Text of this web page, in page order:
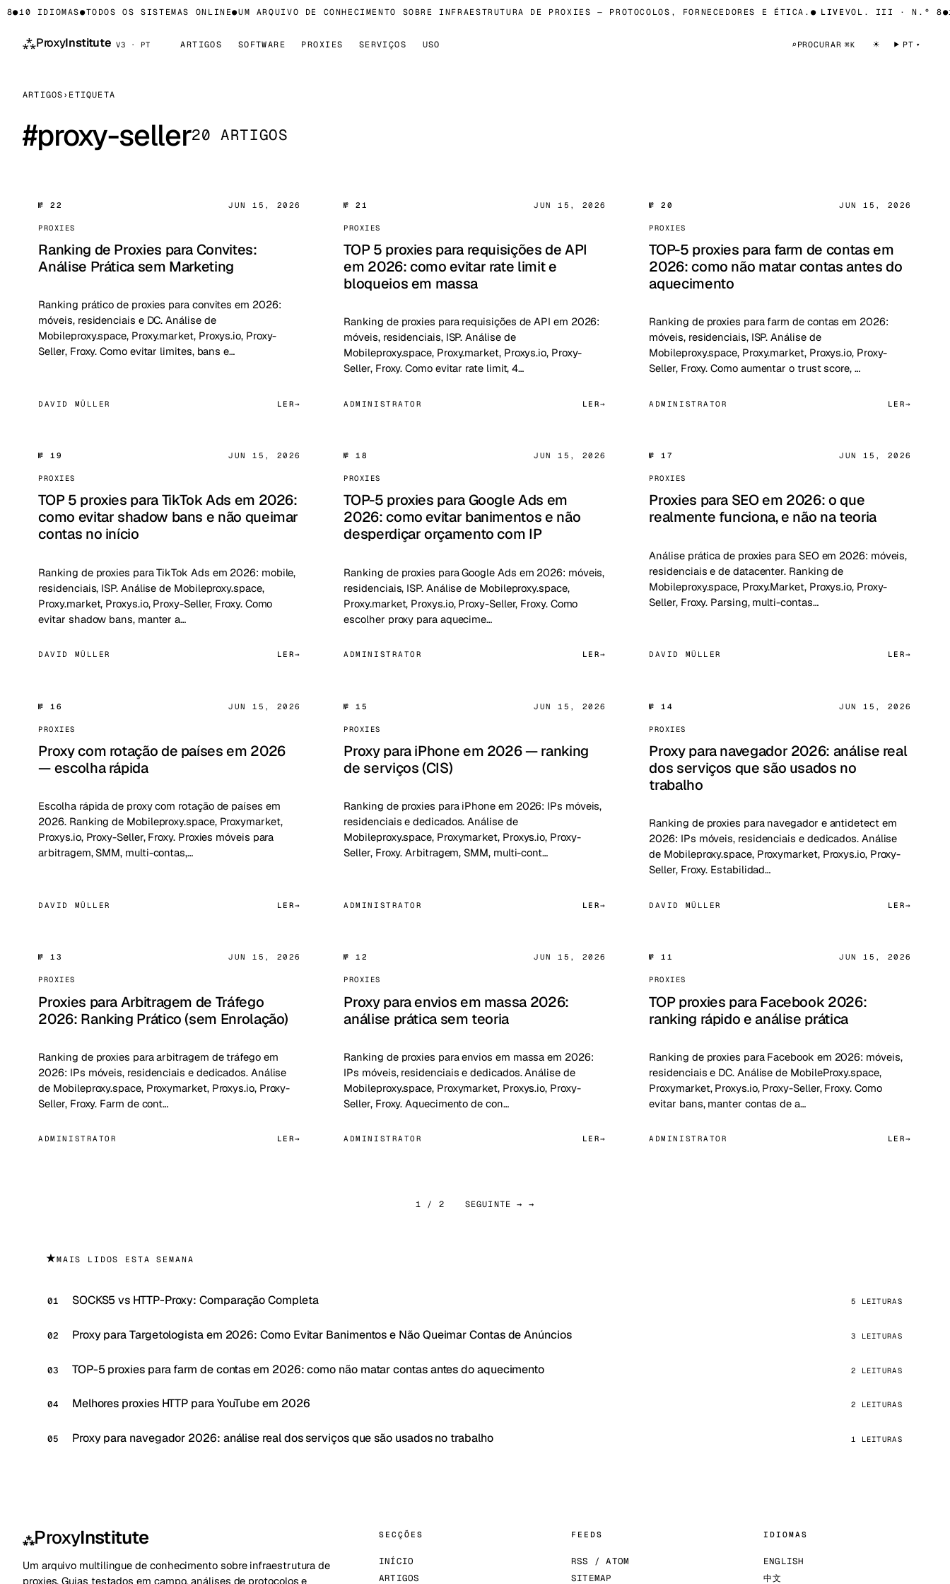
10 IDIOMAS●TODOS OS SISTEMAS ONLINE● UM ARQUIVO DE CONHECIMENTO SOBRE INFRAESTRUTURA DE PROXIES — PROTOCOLOS, FORNECEDORES E ÉTICA.● LIVEVOL. III · N.º 8 ●
⁂ProxyInstitute V3 · PT ARTIGOS SOFTWARE PROXIES SERVIÇOS USO ⌕ PROCURAR ⌘K ☀ PT
ARTIGOS › ETIQUETA
#proxy-seller20 ARTIGOS
№ 22 JUN 15, 2026
PROXIES
Ranking de Proxies para Convites:
Análise Prática sem Marketing
Ranking prático de proxies para convites em 2026:
móveis, residenciais e DC. Análise de
Mobileproxy.space, Proxy.market, Proxys.io, Proxy-
Seller, Froxy. Como evitar limites, bans e…
DAVID MÜLLER LER
№ 21 JUN 15, 2026
PROXIES
TOP 5 proxies para requisições de API
em 2026: como evitar rate limit e
bloqueios em massa
Ranking de proxies para requisições de API em 2026:
móveis, residenciais, ISP. Análise de
Mobileproxy.space, Proxy.market, Proxys.io, Proxy-
Seller, Froxy. Como evitar rate limit, 4…
ADMINISTRATOR LER
№ 20 JUN 15, 2026
PROXIES
TOP-5 proxies para farm de contas em
2026: como não matar contas antes do
aquecimento
Ranking de proxies para farm de contas em 2026:
móveis, residenciais, ISP. Análise de
Mobileproxy.space, Proxy.market, Proxys.io, Proxy-
Seller, Froxy. Como aumentar o trust score, …
ADMINISTRATOR LER
№ 19 JUN 15, 2026
PROXIES
TOP 5 proxies para TikTok Ads em 2026:
como evitar shadow bans e não queimar
contas no início
Ranking de proxies para TikTok Ads em 2026: mobile,
residenciais, ISP. Análise de Mobileproxy.space,
Proxy.market, Proxys.io, Proxy-Seller, Froxy. Como
evitar shadow bans, manter a…
DAVID MÜLLER LER
№ 18 JUN 15, 2026
PROXIES
TOP-5 proxies para Google Ads em
2026: como evitar banimentos e não
desperdiçar orçamento com IP
Ranking de proxies para Google Ads em 2026: móveis,
residenciais, ISP. Análise de Mobileproxy.space,
Proxy.market, Proxys.io, Proxy-Seller, Froxy. Como
escolher proxy para aquecime…
ADMINISTRATOR LER
№ 17 JUN 15, 2026
PROXIES
Proxies para SEO em 2026: o que
realmente funciona, e não na teoria
Análise prática de proxies para SEO em 2026: móveis,
residenciais e de datacenter. Ranking de
Mobileproxy.space, Proxy.Market, Proxys.io, Proxy-
Seller, Froxy. Parsing, multi-contas…
DAVID MÜLLER LER
№ 16 JUN 15, 2026
PROXIES
Proxy com rotação de países em 2026
— escolha rápida
Escolha rápida de proxy com rotação de países em
2026. Ranking de Mobileproxy.space, Proxymarket,
Proxys.io, Proxy-Seller, Froxy. Proxies móveis para
arbitragem, SMM, multi-contas,…
DAVID MÜLLER LER
№ 15 JUN 15, 2026
PROXIES
Proxy para iPhone em 2026 — ranking
de serviços (CIS)
Ranking de proxies para iPhone em 2026: IPs móveis,
residenciais e dedicados. Análise de
Mobileproxy.space, Proxymarket, Proxys.io, Proxy-
Seller, Froxy. Arbitragem, SMM, multi-cont…
ADMINISTRATOR LER
№ 14 JUN 15, 2026
PROXIES
Proxy para navegador 2026: análise real
dos serviços que são usados no
trabalho
Ranking de proxies para navegador e antidetect em
2026: IPs móveis, residenciais e dedicados. Análise
de Mobileproxy.space, Proxymarket, Proxys.io, Proxy-
Seller, Froxy. Estabilidad…
DAVID MÜLLER LER
№ 13 JUN 15, 2026
PROXIES
Proxies para Arbitragem de Tráfego
2026: Ranking Prático (sem Enrolação)
Ranking de proxies para arbitragem de tráfego em
2026: IPs móveis, residenciais e dedicados. Análise
de Mobileproxy.space, Proxymarket, Proxys.io, Proxy-
Seller, Froxy. Farm de cont…
ADMINISTRATOR LER
№ 12 JUN 15, 2026
PROXIES
Proxy para envios em massa 2026:
análise prática sem teoria
Ranking de proxies para envios em massa em 2026:
IPs móveis, residenciais e dedicados. Análise de
Mobileproxy.space, Proxymarket, Proxys.io, Proxy-
Seller, Froxy. Aquecimento de con…
ADMINISTRATOR LER
№ 11 JUN 15, 2026
PROXIES
TOP proxies para Facebook 2026:
ranking rápido e análise prática
Ranking de proxies para Facebook em 2026: móveis,
residenciais e DC. Análise de MobileProxy.space,
Proxymarket, Proxys.io, Proxy-Seller, Froxy. Como
evitar bans, manter contas de a…
ADMINISTRATOR LER
1 / 2 SEGUINTE → →
★MAIS LIDOS ESTA SEMANA
SOCKS5 vs HTTP-Proxy: Comparação Completa 5 LEITURAS
Proxy para Targetologista em 2026: Como Evitar Banimentos e Não Queimar Contas de Anúncios 3 LEITURAS
TOP-5 proxies para farm de contas em 2026: como não matar contas antes do aquecimento 2 LEITURAS
Melhores proxies HTTP para YouTube em 2026 2 LEITURAS
Proxy para navegador 2026: análise real dos serviços que são usados no trabalho 1 LEITURAS
⁂ProxyInstitute
Um arquivo multilingue de conhecimento sobre infraestrutura de
proxies. Guias testados em campo, análises de protocolos e
SECÇÕES
INÍCIO
ARTIGOS
FEEDS
RSS / ATOM
SITEMAP
IDIOMAS
ENGLISH
中文